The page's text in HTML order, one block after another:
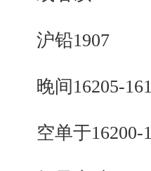
沪铅1907
晚间16205-
空单于16200-